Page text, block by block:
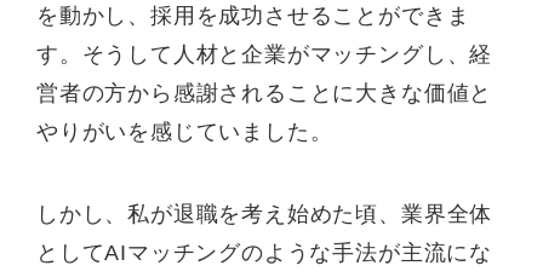
を動かし、採用を成功させることができま
す。そうして人材と企業がマッチングし、経
営者の方から感謝されることに大きな価値と
やりがいを感じていました。
しかし、私が退職を考え始めた頃、業界全体
としてAIマッチングのような手法が主流にな